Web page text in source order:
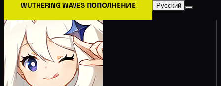
WUTHERING WAVES ПОПОЛНЕНИЕ Русский